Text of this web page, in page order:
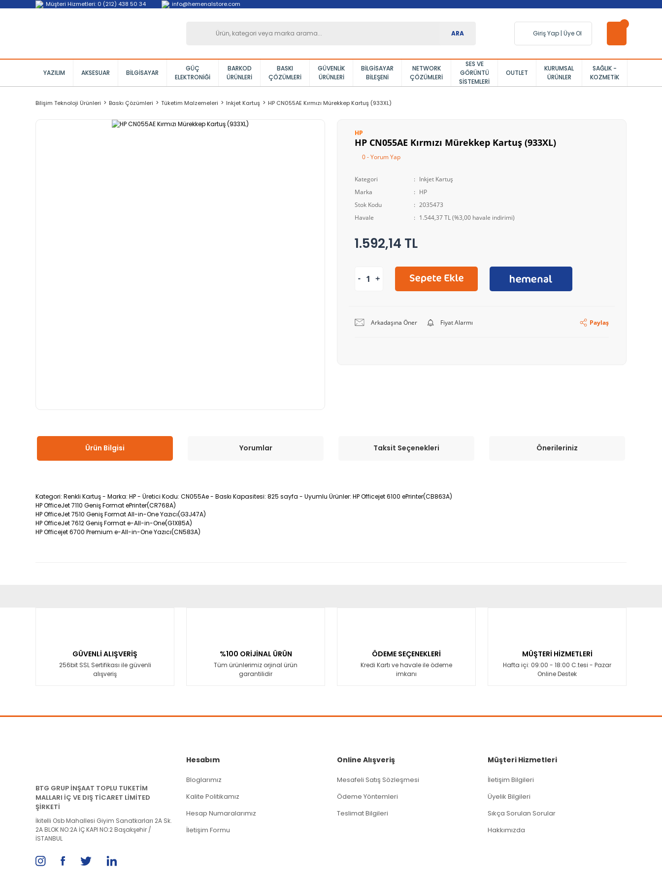
Müşteri Hizmetleri: 0 (212) 438 50 34 info@hemenalstore.com
ARA Giriş Yap | Üye Ol
YAZILIM AKSESUAR BILGISAYAR
GÜÇ
ELEKTRONIĞI
BARKOD
ÜRÜNLERI
BASKI
ÇÖZÜMLERI
GÜVENLIK
ÜRÜNLERI
BILGISAYAR
BILEŞENI
NETWORK
ÇÖZÜMLERI
SES VE
GÖRÜNTÜ
SISTEMLERI
OUTLET
KURUMSAL
ÜRÜNLER
SAĞLIK -
KOZMETIK
Bilişim Teknoloji Ürünleri Baskı Çözümleri Tüketim Malzemeleri Inkjet Kartuş HP CN055AE Kırmızı Mürekkep Kartuş (933XL)
HP
HP CN055AE Kırmızı Mürekkep Kartuş (933XL)
0 - Yorum Yap
Kategori
Inkjet Kartuş
Marka
HP
Stok Kodu
2035473
Havale
1.544,37 TL (%3,00 havale indirimi)
1.592,14 TL
Arkadaşına Öner Fiyat Alarmı Paylaş
Ürün Bilgisi Yorumlar Taksit Seçenekleri Önerileriniz
Kategori: Renkli Kartuş - Marka: HP - Üretici Kodu: CN055Ae - Baskı Kapasitesi: 825 sayfa - Uyumlu Ürünler: HP Officejet 6100 ePrinter(CB863A)
HP OfficeJet 7110 Geniş Format ePrinter(CR768A)
HP OfficeJet 7510 Geniş Format All-in-One Yazıcı(G3J47A)
HP OfficeJet 7612 Geniş Format e-All-in-One(G1X85A)
HP Officejet 6700 Premium e-All-in-One Yazıcı(CN583A)
Ürün bilgilerinde hatalar bulunuyor.
Ürün fiyatı diğer sitelerden daha pahalı.
GÜVENLİ ALIŞVERİŞ
256bit SSL Sertifikası ile güvenli
alışveriş
%100 ORİJİNAL ÜRÜN
Tüm ürünlerimiz orjinal ürün
garantilidir
ÖDEME SEÇENEKLERİ
Kredi Kartı ve havale ile ödeme
imkanı
MÜŞTERİ HİZMETLERİ
Hafta içi: 09:00 - 18:00 C.tesi - Pazar
Online Destek
BTG GRUP İNŞAAT TOPLU TUKETİM
MALLARI İÇ VE DIŞ TİCARET LİMİTED
ŞİRKETİ
İkitelli Osb Mahallesi Giyim Sanatkarları 2A Sk.
2A BLOK NO:2A İÇ KAPI NO:2 Başakşehir /
İSTANBUL
Hesabım
Bloglarımız
Kalite Politikamız
Hesap Numaralarımız
İletişim Formu
Online Alışveriş
Mesafeli Satış Sözleşmesi
Ödeme Yöntemleri
Teslimat Bilgileri
Müşteri Hizmetleri
İletişim Bilgileri
Üyelik Bilgileri
Sıkça Sorulan Sorular
Hakkımızda